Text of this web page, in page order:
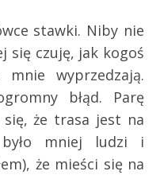
stawki. Niby nie
się czuję, jak kogoś
wyprzedzają.
błąd. Parę
że trasa jest na
mniej ludzi i
że mieści się na